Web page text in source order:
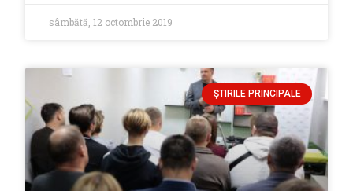
sâmbătă, 12 octombrie 2019
ȘTIRILE PRINCIPALE